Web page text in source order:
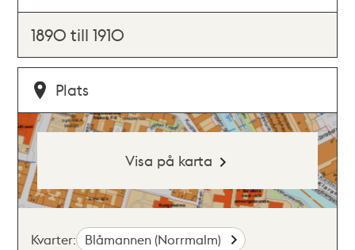
1890 till 1910
Plats
Visa på karta
Kvarter: Blåmannen (Norrmalm)